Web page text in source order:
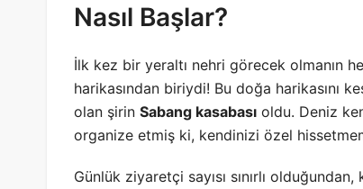
Nasıl Başlar?
İlk kez bir yeraltı nehri görecek olmanın
harikasından biriydi! Bu doğa harikasını
olan şirin Sabang kasabası oldu. Deniz
organize etmiş ki, kendinizi özel
Günlük ziyaretçi sayısı sınırlı